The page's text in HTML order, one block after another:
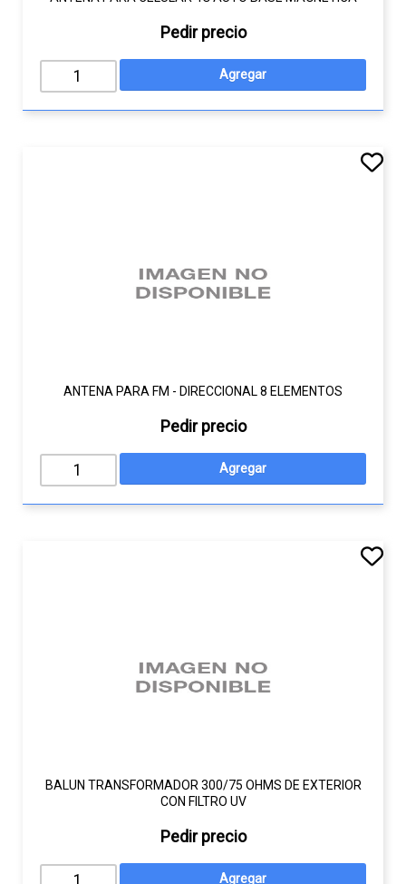
Pedir precio
ANTENA PARA FM - DIRECCIONAL 8 ELEMENTOS
Pedir precio
BALUN TRANSFORMADOR 300/75 OHMS DE EXTERIOR
CON FILTRO UV
Pedir precio